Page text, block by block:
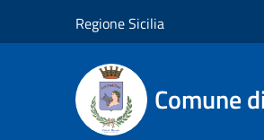
Regione Sicilia
Comune